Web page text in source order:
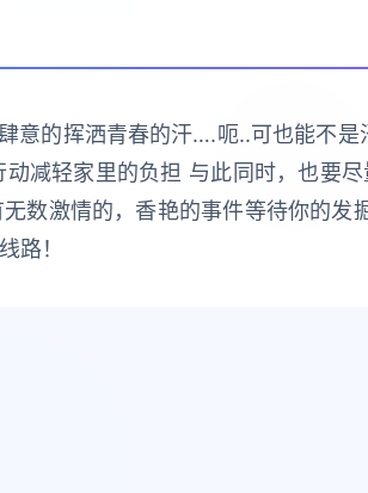
意的挥洒青春的汗….呃..可也能不
减轻家里的负担 与此同时，也要
数激情的，香艳的事件等待你的发
路！